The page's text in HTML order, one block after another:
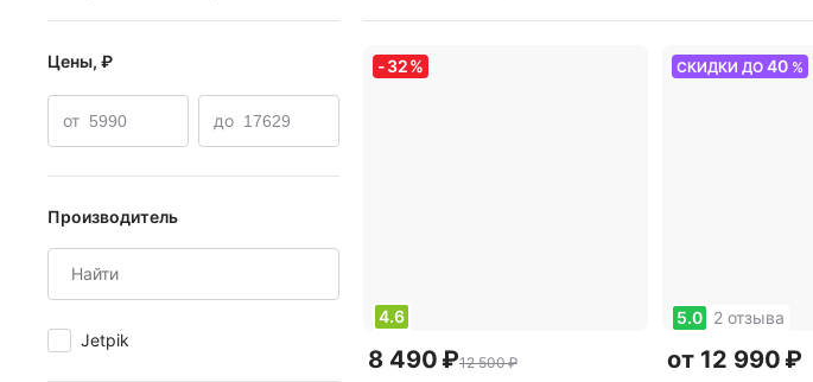
Электрические зубные щетки Oral-B Электрические зубные щетки Philips
Звуковые электрические зубные щетки CS Medica Электрические зубные щетки
Звуковые электрические зубные щетки Hapica
Цены, ₽
от до
Производитель
Jetpik
-32%
4.6
8 490 ₽12 500 ₽
СКИДКИ ДО40 %
5.0 2 отзыва
от 12 990 ₽